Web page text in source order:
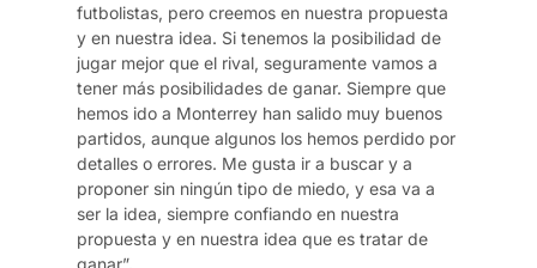
futbolistas, pero creemos en nuestra propuesta
y en nuestra idea. Si tenemos la posibilidad de
jugar mejor que el rival, seguramente vamos a
tener más posibilidades de ganar. Siempre que
hemos ido a Monterrey han salido muy buenos
partidos, aunque algunos los hemos perdido por
detalles o errores. Me gusta ir a buscar y a
proponer sin ningún tipo de miedo, y esa va a
ser la idea, siempre confiando en nuestra
propuesta y en nuestra idea que es tratar de
ganar”.